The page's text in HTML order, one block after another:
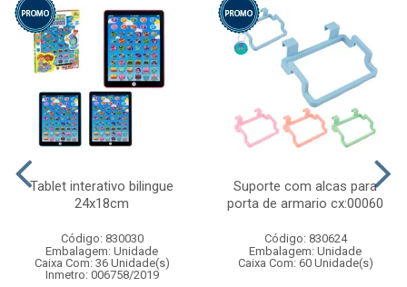
Tablet interativo bilingue
24x18cm
Código: 830030
Embalagem: Unidade
Caixa Com: 36 Unidade(s)
Inmetro: 006758/2019
Suporte com alcas para
porta de armario cx:00060
Código: 830624
Embalagem: Unidade
Caixa Com: 60 Unidade(s)